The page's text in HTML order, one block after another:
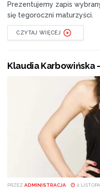
Prezentujemy zapis
się tegoroczni maturzyści.
CZYTAJ WIĘCEJ
Klaudia Karbowińska
PRZEZ ADMINISTRACJA 2